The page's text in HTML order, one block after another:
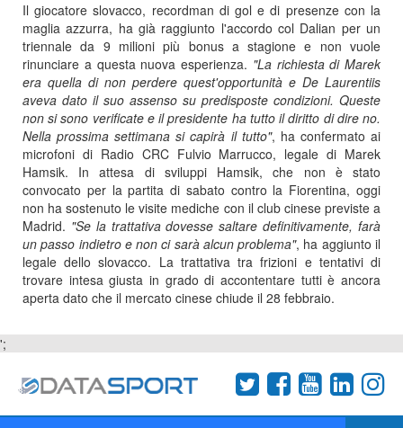
Il giocatore slovacco, recordman di gol e di presenze con la
maglia azzurra, ha già raggiunto l'accordo col Dalian per un
triennale da 9 milioni più bonus a stagione e non vuole
rinunciare a questa nuova esperienza. "La richiesta di Marek
era quella di non perdere quest'opportunità e De Laurentiis
aveva dato il suo assenso su predisposte condizioni. Queste
non si sono verificate e il presidente ha tutto il diritto di dire no.
Nella prossima settimana si capirà il tutto", ha confermato ai
microfoni di Radio CRC Fulvio Marrucco, legale di Marek
Hamsik. In attesa di sviluppi Hamsik, che non è stato
convocato per la partita di sabato contro la Fiorentina, oggi
non ha sostenuto le visite mediche con il club cinese previste a
Madrid. "Se la trattativa dovesse saltare definitivamente, farà
un passo indietro e non ci sarà alcun problema", ha aggiunto il
legale dello slovacco. La trattativa tra frizioni e tentativi di
trovare intesa giusta in grado di accontentare tutti è ancora
aperta dato che il mercato cinese chiude il 28 febbraio.
';